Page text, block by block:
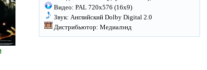
Видео: PAL 720x576 (16x9)
Звук: Английский Dolby Digital 2.0
Дистрибьютор: Медиалэнд